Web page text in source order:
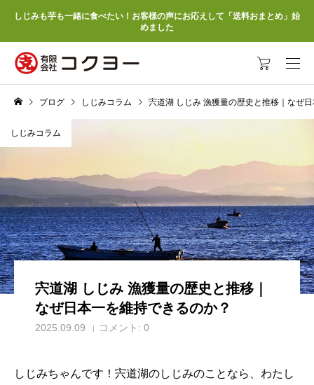
しじみも芋も一緒に食べたい！お客様の声にお応えして「送料おまとめ」始
めました
ブログ しじみコラム 宍道湖 しじみ 漁獲量の歴史と推移｜なぜ
しじみコラム
宍道湖 しじみ 漁獲量の歴史と推移｜
なぜ日本一を維持できるのか？
2025.09.09 コメント: 0
しじみちゃんです！宍道湖のしじみのことなら、わたし